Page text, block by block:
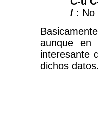
/ : No
aunque en
interesante
dichos datos.